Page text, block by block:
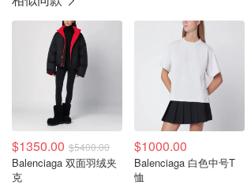
$1350.00 $5400.00
Balenciaga 双面羽绒夹
克
$1000.00
Balenciaga 白色中号T
恤